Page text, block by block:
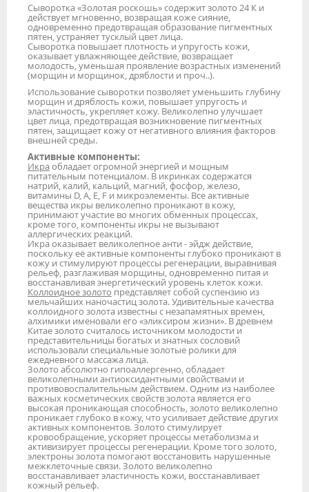
Сыворотка «Золотая роскошь» содержит золото 24 К и
действует мгновенно, возвращая коже сияние,
одновременно предотвращая образование пигментных
пятен, устраняет тусклый цвет лица.
Сыворотка повышает плотность и упругость кожи,
оказывает увлажняющее действие, возвращает
молодость, уменьшая проявление возрастных изменений
(морщин и морщинок, дряблости и проч..).
Использование сыворотки позволяет уменьшить глубину
морщин и дряблость кожи, повышает упругость и
эластичность, укрепляет кожу. Великолепно улучшает
цвет лица, предотвращая возникновение пигментных
пятен, защищает кожу от негативного влияния факторов
внешней среды.
Активные компоненты:
Икра обладает огромной энергией и мощным
питательным потенциалом. В икринках содержатся
натрий, калий, кальций, магний, фосфор, железо,
витамины D, A, E, F и микроэлементы. Все активные
вещества икры великолепно проникают в кожу,
принимают участие во многих обменных процессах,
кроме того, компоненты икры не вызывают
аллергических реакций.
Икра оказывает великолепное анти - эйдж действие,
поскольку её активные компоненты глубоко проникают в
кожу и стимулируют процессы регенерации, выравнивая
рельеф, разглаживая морщины, одновременно питая и
восстанавливая энергетический уровень клеток кожи.
Коллоидное золотопредставляет собой суспензию из
мельчайших наночастиц золота. Удивительные качества
коллоидного золота известны с незапамятных времен,
алхимики именовали его «эликсиром жизни». В древнем
Китае золото считалось источником молодости и
представительницы богатых и знатных сословий
использовали специальные золотые ролики для
ежедневного массажа лица.
Золото абсолютно гипоаллергенно, обладает
великолепными антиоксидантными свойствами и
противовоспалительным действием. Одним из наиболее
важных косметических свойств золота является его
высокая проникающая способность, золото великолепно
проникает глубоко в кожу, что усиливает действие других
активных компонентов. Золото стимулирует
кровообращение, ускоряет процессы метаболизма и
активизирует процессы регенерации. Кроме того золото,
электроны золота помогают восстановить нарушенные
межклеточные связи. Золото великолепно
восстанавливает эластичность кожи, восстанавливает
кожный рельеф.